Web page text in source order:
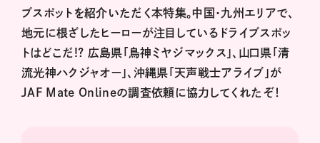
ブスポットを紹介いただく本特集。中国・九州エリアで、
地元に根ざしたヒーローが注目しているドライブスポッ
トはどこだ!? 広島県「鳥神ミヤジマックス」、山口県「清
流光神ハクジャオー」、沖縄県「天声戦士アライブ」が
JAF Mate Onlineの調査依頼に協力してくれたぞ！